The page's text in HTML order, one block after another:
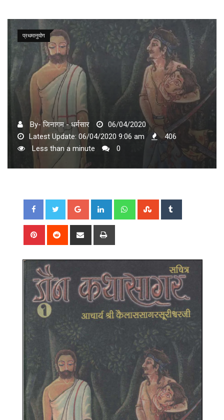
प्रथमानुयोग
By- जिनागम - धर्मसार
06/04/2020
Latest Update: 06/04/2020 9:06 am
406
Less than a minute
0
Google+ LinkedIn WhatsappStumbleUpon
Pinterest Reddit
Share